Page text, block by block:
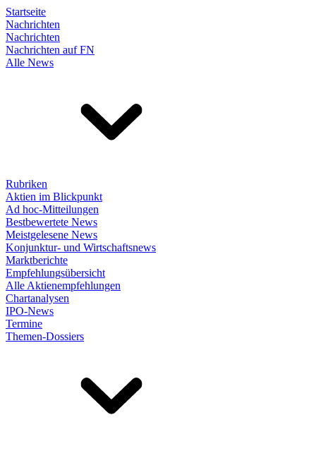
Startseite
Nachrichten
Nachrichten
Nachrichten auf FN
Alle News
Rubriken
Aktien im Blickpunkt
Ad hoc-Mitteilungen
Bestbewertete News
Meistgelesene News
Konjunktur- und Wirtschaftsnews
Marktberichte
Empfehlungsübersicht
Alle Aktienempfehlungen
Chartanalysen
IPO-News
Termine
Themen-Dossiers